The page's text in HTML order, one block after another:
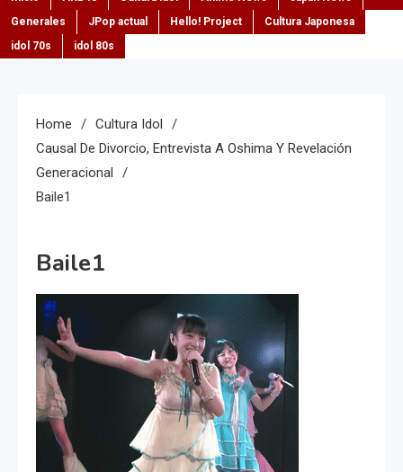
Generales
JPop actual Hello! Project
Cultura Japonesa
idol 70s
idol 80s
Home
Cultura Idol
Causal De Divorcio, Entrevista A Oshima Y Revelación
Generacional
Baile1
Baile1